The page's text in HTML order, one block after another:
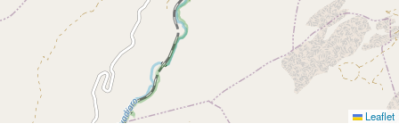
Leaflet